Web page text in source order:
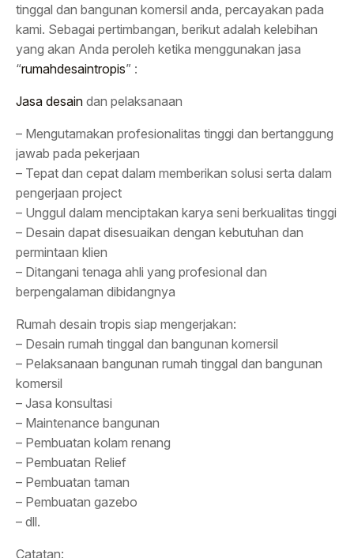
tinggal dan bangunan komersil anda, percayakan pada
kami. Sebagai pertimbangan, berikut adalah kelebihan
yang akan Anda peroleh ketika menggunakan jasa
“rumahdesaintropis” :
Jasa desain dan pelaksanaan
– Mengutamakan profesionalitas tinggi dan bertanggung
jawab pada pekerjaan
– Tepat dan cepat dalam memberikan solusi serta dalam
pengerjaan project
– Unggul dalam menciptakan karya seni berkualitas tinggi
– Desain dapat disesuaikan dengan kebutuhan dan
permintaan klien
– Ditangani tenaga ahli yang profesional dan
berpengalaman dibidangnya
Rumah desain tropis siap mengerjakan:
– Desain rumah tinggal dan bangunan komersil
– Pelaksanaan bangunan rumah tinggal dan bangunan
komersil
– Jasa konsultasi
– Maintenance bangunan
– Pembuatan kolam renang
– Pembuatan Relief
– Pembuatan taman
– Pembuatan gazebo
– dll.
Catatan: